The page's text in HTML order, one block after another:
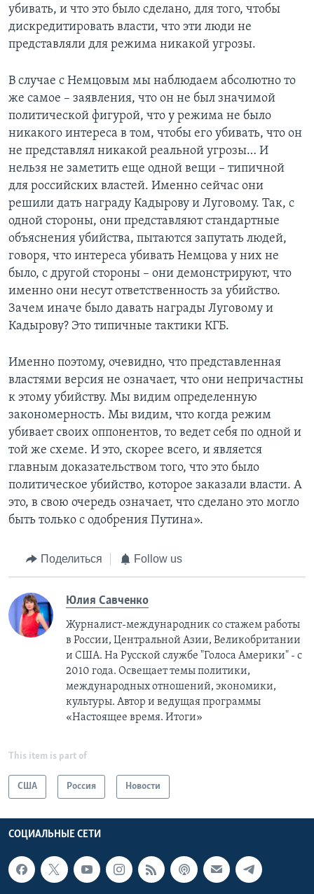
убивать, и что это было сделано, для того, чтобы
дискредитировать власти, что эти люди не
представляли для режима никакой угрозы.
В случае с Немцовым мы наблюдаем абсолютно то
же самое – заявления, что он не был значимой
политической фигурой, что у режима не было
никакого интереса в том, чтобы его убивать, что он
не представлял никакой реальной угрозы… И
нельзя не заметить еще одной вещи – типичной
для российских властей. Именно сейчас они
решили дать награду Кадырову и Луговому. Так, с
одной стороны, они представляют стандартные
объяснения убийства, пытаются запутать людей,
говоря, что интереса убивать Немцова у них не
было, с другой стороны – они демонстрируют, что
именно они несут ответственность за убийство.
Зачем иначе было давать награды Луговому и
Кадырову? Это типичные тактики КГБ.
Именно поэтому, очевидно, что представленная
властями версия не означает, что они непричастны
к этому убийству. Мы видим определенную
закономерность. Мы видим, что когда режим
убивает своих оппонентов, то ведет себя по одной и
той же схеме. И это, скорее всего, и является
главным доказательством того, что это было
политическое убийство, которое заказали власти. А
это, в свою очередь означает, что сделано это могло
быть только с одобрения Путина».
Поделиться Follow us
Юлия Савченко
Журналист-международник cо стажем работы
в России, Центральной Азии, Великобритании
и США. На Русской службе "Голоса Америки" - с
2010 года. Освещает темы политики,
международных отношений, экономики,
культуры. Автор и ведущая программы
«Настоящее время. Итоги»
This item is part of
США Россия Новости
СОЦИАЛЬНЫЕ СЕТИ